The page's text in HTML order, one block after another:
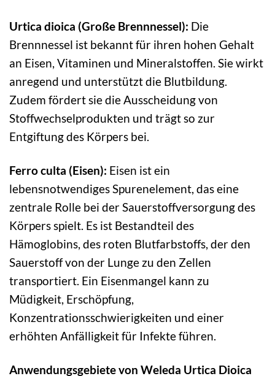
Urtica dioica (Große Brennnessel): Die
Brennnessel ist bekannt für ihren hohen Gehalt
an Eisen, Vitaminen und Mineralstoffen. Sie wirkt
anregend und unterstützt die Blutbildung.
Zudem fördert sie die Ausscheidung von
Stoffwechselprodukten und trägt so zur
Entgiftung des Körpers bei.
Ferro culta (Eisen): Eisen ist ein
lebensnotwendiges Spurenelement, das eine
zentrale Rolle bei der Sauerstoffversorgung des
Körpers spielt. Es ist Bestandteil des
Hämoglobins, des roten Blutfarbstoffs, der den
Sauerstoff von der Lunge zu den Zellen
transportiert. Ein Eisenmangel kann zu
Müdigkeit, Erschöpfung,
Konzentrationsschwierigkeiten und einer
erhöhten Anfälligkeit für Infekte führen.
Anwendungsgebiete von Weleda Urtica Dioica